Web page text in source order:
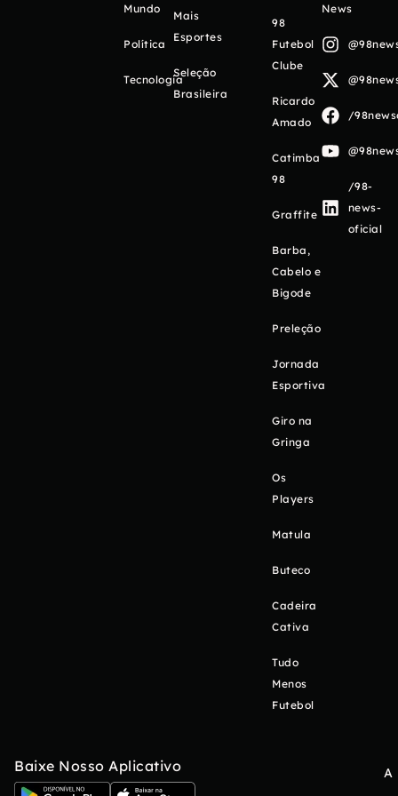
Mundo
Política
Tecnologia
Mais
Esportes
Seleção
Brasileira
98
Futebol
Clube
Ricardo
Amado
Catimba
98
Graffite
Barba,
Cabelo e
Bigode
Preleção
Jornada
Esportiva
Giro na
Gringa
Os
Players
Matula
Buteco
Cadeira
Cativa
Tudo
Menos
Futebol
News
/
/98-
news-
oficial
Baixe Nosso Aplicativo
A